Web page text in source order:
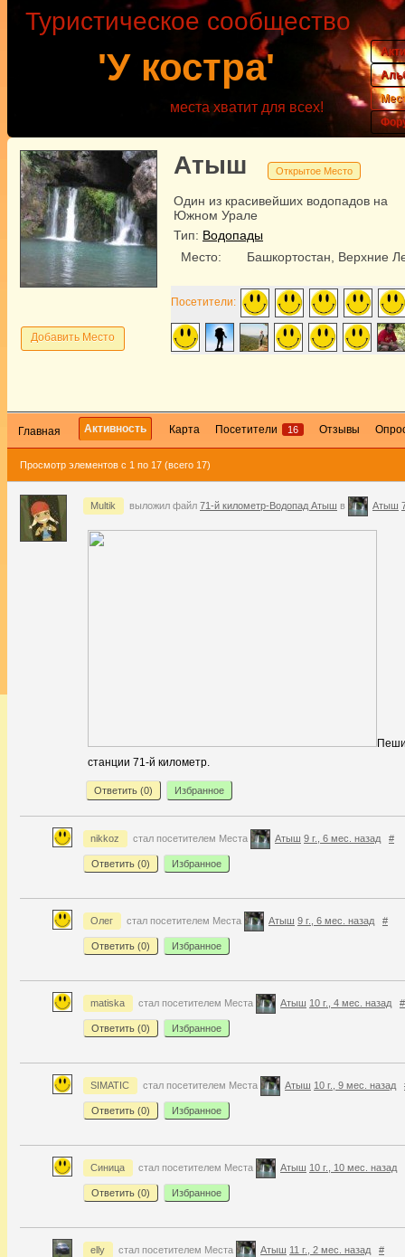
'У костра'
Туристическое сообщество
места хватит для всех!
Атыш Открытое Место
Один из красивейших водопадов на
Южном Урале
Тип: Водопады
Место:
Башкортостан, Верхние
Добавить Место
Посетители:
Главная Активность Карта Посетители 16 Отзывы
Просмотр элементов с 1 по 17 (всего 17)
Multik выложил файл 71-й километр-Водопад Атыш в Атыш
станции 71-й километр.
Ответить (0) Избранное
nikkoz стал посетителем Места Атыш 9 г., 6 мес. назад #
Ответить (0) Избранное
Олег стал посетителем Места Атыш 9 г., 6 мес. назад #
Ответить (0) Избранное
matiska стал посетителем Места Атыш 10 г., 4 мес. назад #
Ответить (0) Избранное
SIMATIC стал посетителем Места Атыш 10 г., 9 мес. назад
Ответить (0) Избранное
Синица стал посетителем Места Атыш 10 г., 10 мес. назад
Ответить (0) Избранное
elly стал посетителем Места Атыш 11 г., 2 мес. назад #